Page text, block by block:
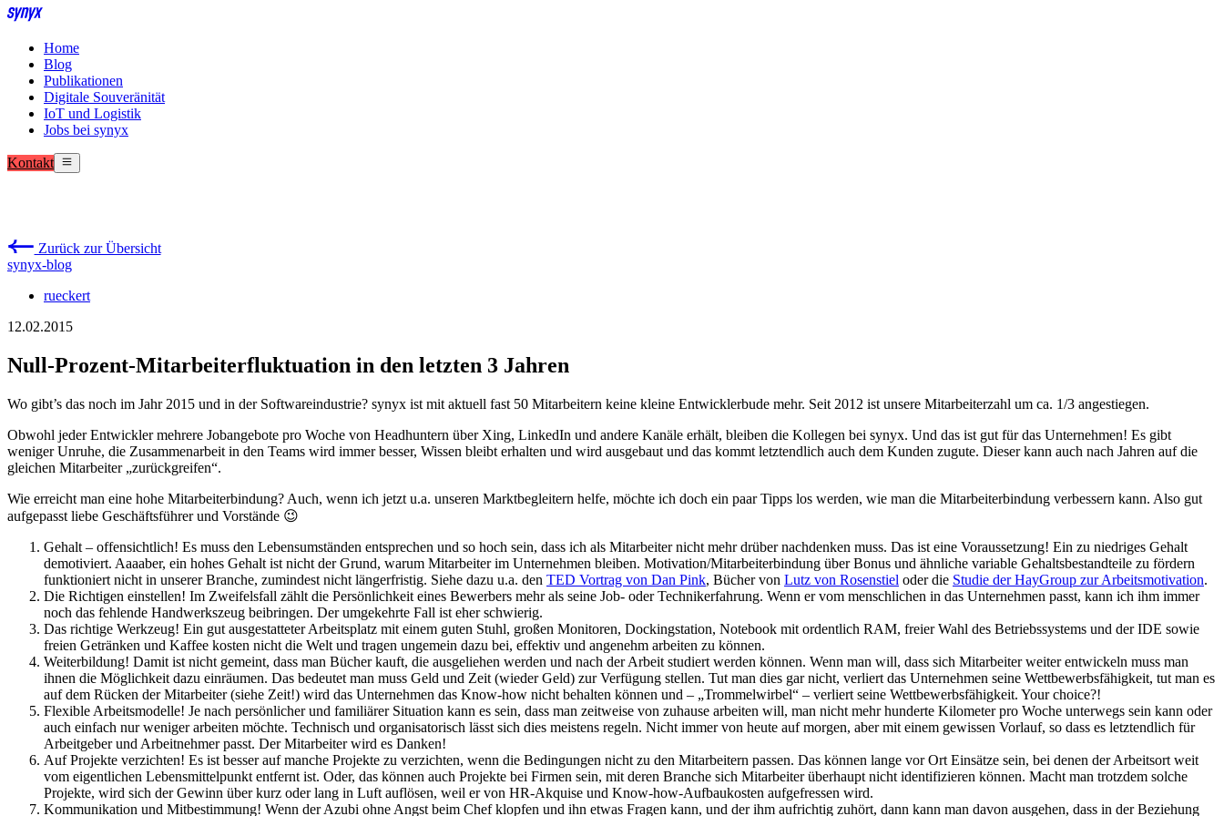
Home
Blog
Publikationen
Digitale Souveränität
IoT und Logistik
Jobs bei synyx
Kontakt
Zurück zur Übersicht
synyx-blog
rueckert
12.02.2015
Null-Prozent-Mitarbeiterfluktuation in den letzten 3 Jahren
Wo gibt’s das noch im Jahr 2015 und in der Softwareindustrie? synyx ist mit aktuell fast 50 Mitarbeitern keine kleine Entwicklerbude mehr. Seit 2012 ist unsere Mitarbeiterzahl um ca. 1/3 angestiegen.
Obwohl jeder Entwickler mehrere Jobangebote pro Woche von Headhuntern über Xing, LinkedIn und andere Kanäle erhält, bleiben die Kollegen bei synyx. Und das ist gut für das Unternehmen! Es gibt
weniger Unruhe, die Zusammenarbeit in den Teams wird immer besser, Wissen bleibt erhalten und wird ausgebaut und das kommt letztendlich auch dem Kunden zugute. Dieser kann auch nach Jahren auf die
gleichen Mitarbeiter „zurückgreifen“.
Wie erreicht man eine hohe Mitarbeiterbindung? Auch, wenn ich jetzt u.a. unseren Marktbegleitern helfe, möchte ich doch ein paar Tipps los werden, wie man die Mitarbeiterbindung verbessern kann. Also gut
aufgepasst liebe Geschäftsführer und Vorstände 😉
Gehalt – offensichtlich! Es muss den Lebensumständen entsprechen und so hoch sein, dass ich als Mitarbeiter nicht mehr drüber nachdenken muss. Das ist eine Voraussetzung! Ein zu niedriges Gehalt
demotiviert. Aaaaber, ein hohes Gehalt ist nicht der Grund, warum Mitarbeiter im Unternehmen bleiben. Motivation/Mitarbeiterbindung über Bonus und ähnliche variable Gehaltsbestandteile zu fördern
funktioniert nicht in unserer Branche, zumindest nicht längerfristig. Siehe dazu u.a. den TED Vortrag von Dan Pink, Bücher von Lutz von Rosenstiel oder die Studie der HayGroup zur Arbeitsmotivation.
Die Richtigen einstellen! Im Zweifelsfall zählt die Persönlichkeit eines Bewerbers mehr als seine Job- oder Technikerfahrung. Wenn er vom menschlichen in das Unternehmen passt, kann ich ihm immer
noch das fehlende Handwerkszeug beibringen. Der umgekehrte Fall ist eher schwierig.
Das richtige Werkzeug! Ein gut ausgestatteter Arbeitsplatz mit einem guten Stuhl, großen Monitoren, Dockingstation, Notebook mit ordentlich RAM, freier Wahl des Betriebssystems und der IDE sowie
freien Getränken und Kaffee kosten nicht die Welt und tragen ungemein dazu bei, effektiv und angenehm arbeiten zu können.
Weiterbildung! Damit ist nicht gemeint, dass man Bücher kauft, die ausgeliehen werden und nach der Arbeit studiert werden können. Wenn man will, dass sich Mitarbeiter weiter entwickeln muss man
ihnen die Möglichkeit dazu einräumen. Das bedeutet man muss Geld und Zeit (wieder Geld) zur Verfügung stellen. Tut man dies gar nicht, verliert das Unternehmen seine Wettbewerbsfähigkeit, tut man es
auf dem Rücken der Mitarbeiter (siehe Zeit!) wird das Unternehmen das Know-how nicht behalten können und – „Trommelwirbel“ – verliert seine Wettbewerbsfähigkeit. Your choice?!
Flexible Arbeitsmodelle! Je nach persönlicher und familiärer Situation kann es sein, dass man zeitweise von zuhause arbeiten will, man nicht mehr hunderte Kilometer pro Woche unterwegs sein kann oder
auch einfach nur weniger arbeiten möchte. Technisch und organisatorisch lässt sich dies meistens regeln. Nicht immer von heute auf morgen, aber mit einem gewissen Vorlauf, so dass es letztendlich für
Arbeitgeber und Arbeitnehmer passt. Der Mitarbeiter wird es Danken!
Auf Projekte verzichten! Es ist besser auf manche Projekte zu verzichten, wenn die Bedingungen nicht zu den Mitarbeitern passen. Das können lange vor Ort Einsätze sein, bei denen der Arbeitsort weit
vom eigentlichen Lebensmittelpunkt entfernt ist. Oder, das können auch Projekte bei Firmen sein, mit deren Branche sich Mitarbeiter überhaupt nicht identifizieren können. Macht man trotzdem solche
Projekte, wird sich der Gewinn über kurz oder lang in Luft auflösen, weil er von HR-Akquise und Know-how-Aufbaukosten aufgefressen wird.
Kommunikation und Mitbestimmung! Wenn der Azubi ohne Angst beim Chef klopfen und ihn etwas Fragen kann, und der ihm aufrichtig zuhört, dann kann man davon ausgehen, dass in der Beziehung